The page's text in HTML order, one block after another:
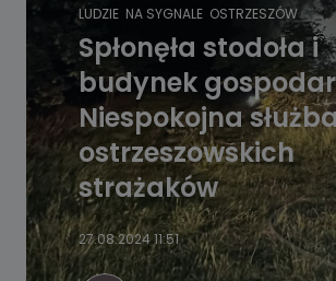
LUDZIE NA SYGNALE OSTRZESZÓW
Spłonęła stodoła i
budynek
Niespokojna
ostrzeszowskich
strażaków
27.08.2024 11:51